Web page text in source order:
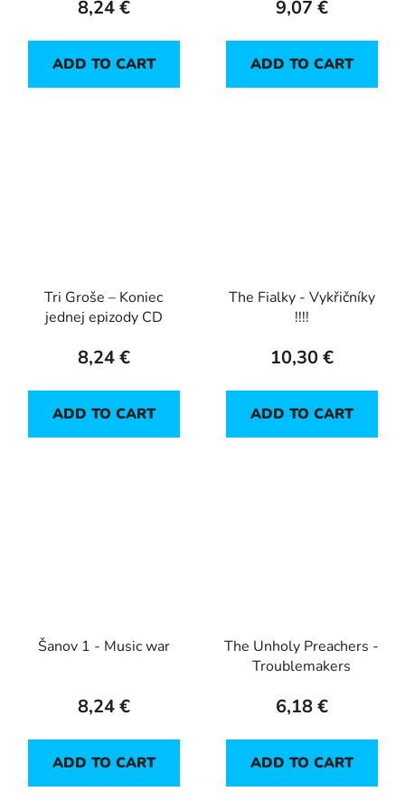
8,24 €
ADD TO CART
9,07 €
ADD TO CART
Tri Groše – Koniec
jednej epizody CD
8,24 €
ADD TO CART
The Fialky - Vykřičníky
!!!!
10,30 €
ADD TO CART
Šanov 1 - Music war
8,24 €
ADD TO CART
The Unholy Preachers -
Troublemakers
6,18 €
ADD TO CART